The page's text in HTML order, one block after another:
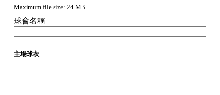
Maximum file size: 24 MB
球會名稱
主場球衣